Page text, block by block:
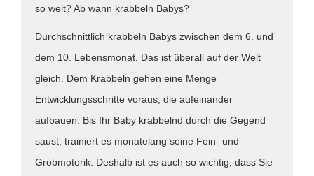
so weit? Ab wann krabbeln Babys?
Durchschnittlich krabbeln Babys zwischen dem 6. und
dem 10. Lebensmonat. Das ist überall auf der Welt
gleich. Dem Krabbeln gehen eine Menge
Entwicklungsschritte voraus, die aufeinander
aufbauen. Bis Ihr Baby krabbelnd durch die Gegend
saust, trainiert es monatelang seine Fein- und
Grobmotorik. Deshalb ist es auch so wichtig, dass Sie